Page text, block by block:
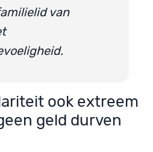
van
ook extreem
geld durven